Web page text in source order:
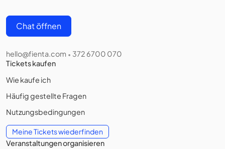
Chat öffnen
hello@fienta.com • 372 6700 070
Tickets kaufen
Wie kaufe ich
Häufig gestellte Fragen
Nutzungsbedingungen
Meine Tickets wiederfinden
Veranstaltungen organisieren